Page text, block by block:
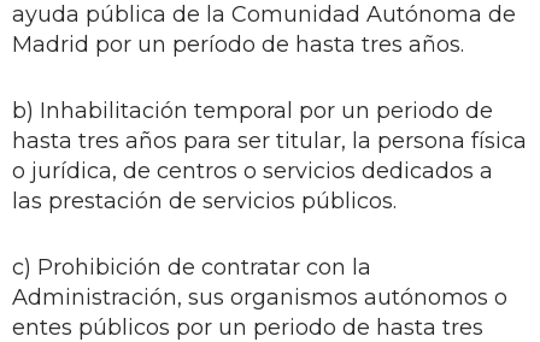
ayuda pública de la Comunidad Autónoma de
Madrid por un período de hasta tres años.
b) Inhabilitación temporal por un periodo de
hasta tres años para ser titular, la persona física
o jurídica, de centros o servicios dedicados a
las prestación de servicios públicos.
c) Prohibición de contratar con la
Administración, sus organismos autónomos o
entes públicos por un periodo de hasta tres